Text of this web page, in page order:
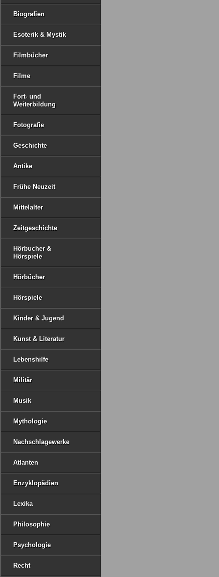
Biografien
Esoterik & Mystik
Filmbücher
Filme
Fort- und
Weiterbildung
Fotografie
Geschichte
Antike
Frühe Neuzeit
Mittelalter
Zeitgeschichte
Hörbucher &
Hörspiele
Hörbücher
Hörspiele
Kinder & Jugend
Kunst & Literatur
Lebenshilfe
Militär
Musik
Mythologie
Nachschlagewerke
Atlanten
Enzyklopädien
Lexika
Philosophie
Psychologie
Recht